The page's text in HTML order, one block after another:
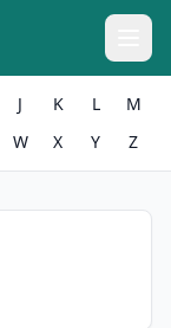
J K L
M
W X Y Z